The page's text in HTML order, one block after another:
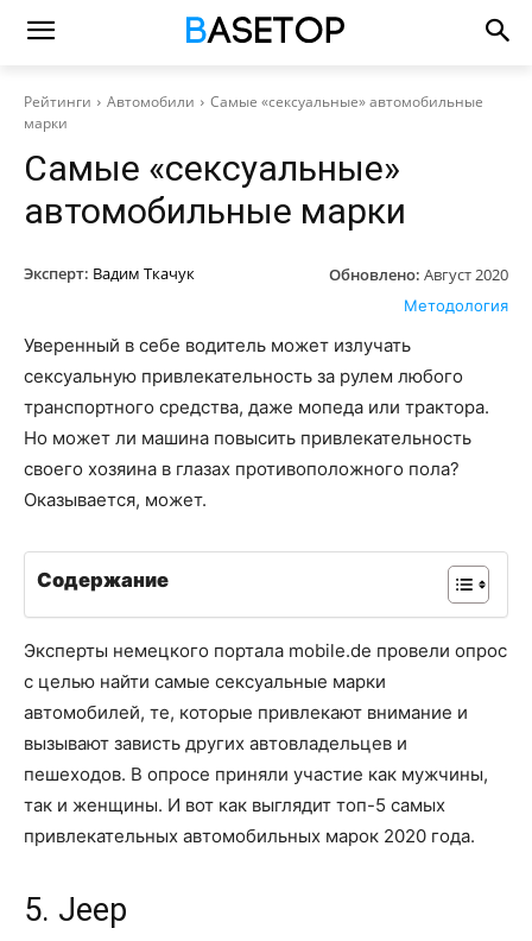
Рейтинги Автомобили
Самые «сексуальные» автомобильные
марки
Самые «сексуальные»
автомобильные марки
Эксперт: Вадим Ткачук Обновлено: Август 2020
Методология
Уверенный в себе водитель может излучать
сексуальную привлекательность за рулем любого
транспортного средства, даже мопеда или трактора.
Но может ли машина повысить привлекательность
своего хозяина в глазах противоположного пола?
Оказывается, может.
Содержание
Эксперты немецкого портала mobile.de провели опрос
с целью найти самые сексуальные марки
автомобилей, те, которые привлекают внимание и
вызывают зависть других автовладельцев и
пешеходов. В опросе приняли участие как мужчины,
так и женщины. И вот как выглядит топ-5 самых
привлекательных автомобильных марок 2020 года.
5. Jeep